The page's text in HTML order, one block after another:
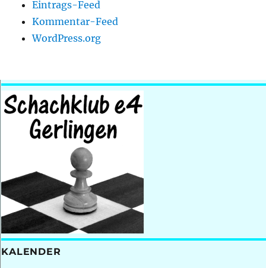
Eintrags-Feed
Kommentar-Feed
WordPress.org
KALENDER